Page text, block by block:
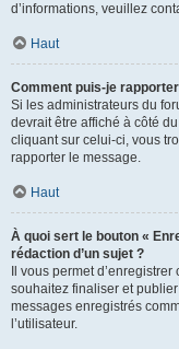
d’informations, veuillez
Haut
Comment puis-je
Si les administrateurs du
devrait être affiché à côté
cliquant sur celui-ci, vous
rapporter le message.
Haut
À quoi sert le bouton «
rédaction d’un sujet ?
Il vous permet
souhaitez finaliser et
messages enregistrés
l’utilisateur.